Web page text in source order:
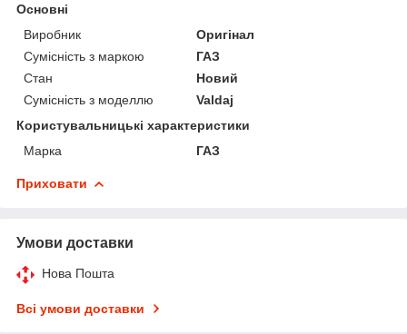
Основні
Виробник
Оригінал
Сумісність з маркою
ГАЗ
Стан
Новий
Сумісність з моделлю
Valdaj
Користувальницькі характеристики
Марка
ГАЗ
Приховати
Умови доставки
Нова Пошта
Всі умови доставки